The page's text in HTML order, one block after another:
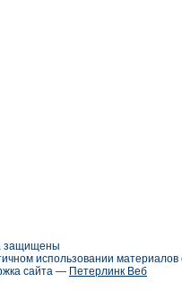
защищены
использовании
сайта — Петерлинк Веб